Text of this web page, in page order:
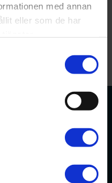
med annan
eller som de har